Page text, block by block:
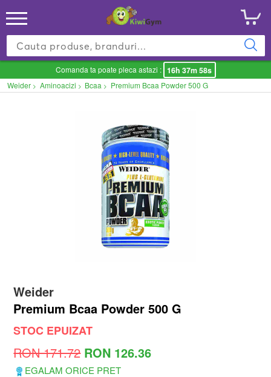
Comanda ta poate pleca astazi : 16h 37m 58s
Weider > Aminoacizi > Bcaa > Premium Bcaa Powder 500 G
Weider
Premium Bcaa Powder 500 G
STOC EPUIZAT
RON 171.72 RON 126.36
EGALAM ORICE PRET